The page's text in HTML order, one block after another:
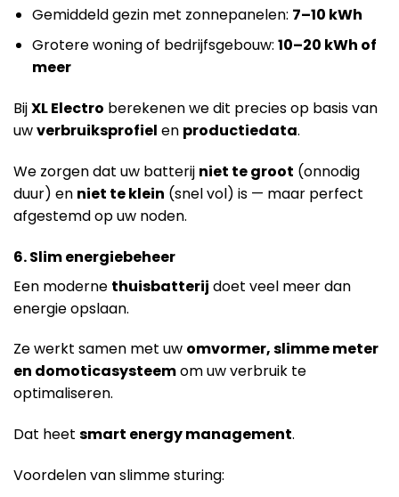
Gemiddeld gezin met zonnepanelen: 7–10 kWh
Grotere woning of bedrijfsgebouw: 10–20 kWh of
meer
BijXL Electro berekenen we dit precies op basis van
uwverbruiksprofiel en productiedata.
We zorgen dat uw batterij niet te groot (onnodig
duur) en niet te klein (snel vol) is — maar perfect
afgestemd op uw noden.
6. Slim energiebeheer
Een moderne thuisbatterij doet veel meer dan
energie opslaan.
Ze werkt samen met uw omvormer, slimme meter
en domoticasysteemom uw verbruik te
optimaliseren.
Dat heet smart energy management.
Voordelen van slimme sturing: